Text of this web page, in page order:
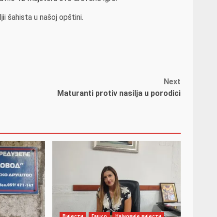
šahista u našoj opštini.
Next
Maturanti protiv nasilja u porodici